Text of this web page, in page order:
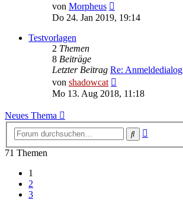
von Morpheus
Beitrag
Do 24. Jan 2019, 19:14
Testvorlagen
2 Themen
8 Beiträge
Letzter Beitrag Re: Anmeldedialog
von shadowcat
Beitrag
Mo 13. Aug 2018, 11:18
Neues Thema
Suche
71 Themen
1
2
3